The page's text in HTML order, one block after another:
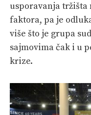
usporavanja
faktora, pa je
više što je grupa
sajmovima čak i u
krize.